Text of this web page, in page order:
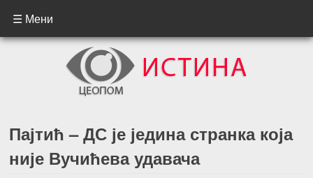
☰ Мени
Пајтић – ДС је једина странка која
није Вучићева удавача